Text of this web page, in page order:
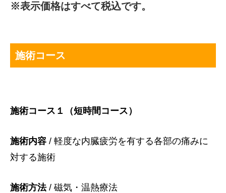
※表示価格はすべて税込です。
施術コース
施術コース１（短時間コース）
施術内容 / 軽度な内臓疲労を有する各部の痛みに
対する施術
施術方法/ 磁気・温熱療法